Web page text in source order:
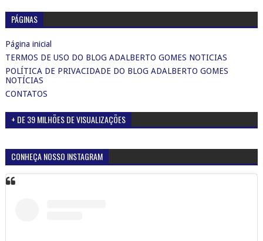
PÁGINAS
Página inicial
TERMOS DE USO DO BLOG ADALBERTO GOMES NOTICIAS
POLÍTICA DE PRIVACIDADE DO BLOG ADALBERTO GOMES
NOTÍCIAS
CONTATOS
+ DE 39 MILHÕES DE VISUALIZAÇÕES
CONHEÇA NOSSO INSTAGRAM